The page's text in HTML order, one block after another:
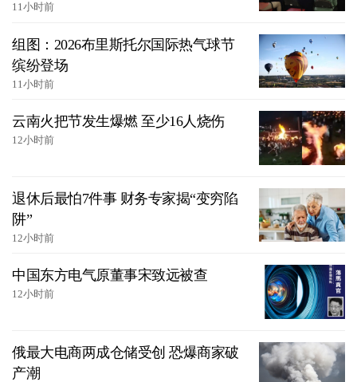
11小时前
组图：2026布里斯托尔国际热气球节
缤纷登场
11小时前
云南火把节发生爆燃 至少16人烧伤
12小时前
退休后最怕7件事 财务专家揭“变穷陷
阱”
12小时前
中国东方电气原董事宋致远被查
12小时前
俄最大电商两成仓储受创 恐爆商家破
产潮